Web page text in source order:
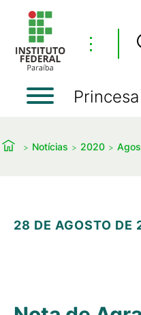
⋮
Notícias 2020
28 DE AGOSTO DE